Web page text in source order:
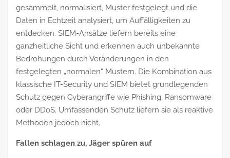
gesammelt, normalisiert, Muster festgelegt und die
Daten in Echtzeit analysiert, um Auffälligkeiten zu
entdecken. SIEM-Ansätze liefern bereits eine
ganzheitliche Sicht und erkennen auch unbekannte
Bedrohungen durch Veränderungen in den
festgelegten „normalen“ Mustern. Die Kombination aus
klassische IT-Security und SIEM bietet grundlegenden
Schutz gegen Cyberangriffe wie Phishing, Ransomware
oder DDoS. Umfassenden Schutz liefern sie als reaktive
Methoden jedoch nicht.
Fallen schlagen zu, Jäger spüren auf